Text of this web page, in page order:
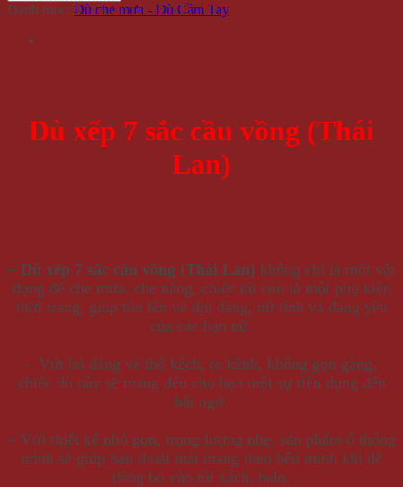
Danh mục: Dù che mưa - Dù Cầm Tay
Dù xếp 7 sắc cầu vồng (Thái
Lan)
– Dù xếp 7 sắc cầu vồng (Thái Lan) không chỉ là một vật
dụng để che mưa, che nắng, chiếc dù còn là một phụ kiện
thời trang, giúp tôn lên vẻ dịu dàng, nữ tính và đáng yêu
của các bạn nữ.
– Vứt bỏ dáng vẻ thô kệch, to kềnh, không gọn gàng,
chiếc dù này sẽ mang đến cho bạn một sự tiện dụng đến
bất ngờ.
– Với thiết kế nhỏ gọn, trọng lượng nhẹ, sản phẩm ô thông
minh sẽ giúp bạn thoải mái mang theo bên mình khi dễ
dàng bỏ vào túi xách, balo.